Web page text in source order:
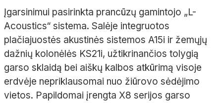
Įgarsinimui pasirinkta prancūzų gamintojo „L-
Acoustics“ sistema. Salėje integruotos
plačiajuostės akustinės sistemos A15i ir žemųjų
dažnių kolonėlės KS21i, užtikrinančios tolygią
garso sklaidą bei aiškų kalbos atkūrimą visoje
erdvėje nepriklausomai nuo žiūrovo sėdėjimo
vietos. Papildomai įrengta X8 serijos garso